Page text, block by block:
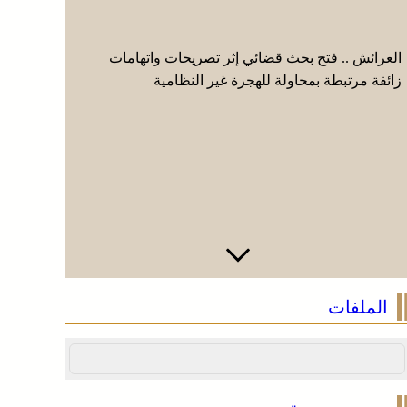
العرائش .. فتح بحث قضائي إثر تصريحات واتهامات
زائفة مرتبطة بمحاولة للهجرة غير النظامية
الملفات